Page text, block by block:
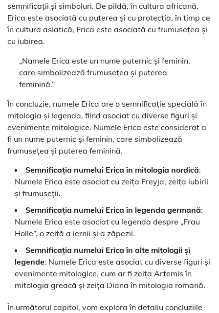
semnificații și simboluri. De pildă, în cultura africană,
Erica este asociată cu puterea și cu protecția, în timp ce
în cultura asiatică, Erica este asociată cu frumusețea și
cu iubirea.
„Numele Erica este un nume puternic și feminin,
care simbolizează frumusețea și puterea
feminină.”
În concluzie, numele Erica are o semnificație specială în
mitologia și legenda, fiind asociat cu diverse figuri și
evenimente mitologice. Numele Erica este considerat a
fi un nume puternic și feminin, care simbolizează
frumusețea și puterea feminină.
Semnificația numelui Erica în mitologia nordică:
Numele Erica este asociat cu zeița Freyja, zeița iubirii
și frumuseții.
Semnificația numelui Erica în legenda germană:
Numele Erica este asociat cu legenda despre „Frau
Holle”, o zeiță a iernii și a zăpezii.
Semnificația numelui Erica în alte mitologii și
legende: Numele Erica este asociat cu diverse figuri și
evenimente mitologice, cum ar fi zeița Artemis în
mitologia greacă și zeița Diana în mitologia romană.
În următorul capitol, vom explora în detaliu concluziile